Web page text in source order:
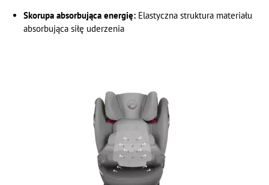
Skorupa absorbująca energię:Elastyczna struktura materiału
absorbująca siłę uderzenia